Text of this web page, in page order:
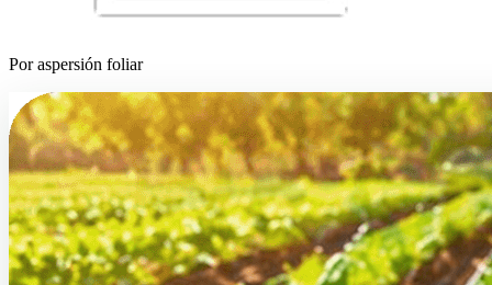
Por aspersión foliar